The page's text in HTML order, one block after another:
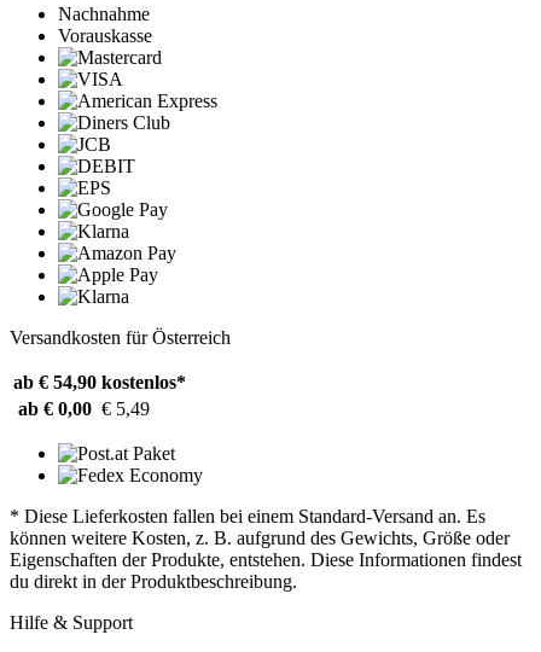
Nachnahme
Vorauskasse
Versandkosten für Österreich
ab € 54,90 kostenlos*
ab € 0,00 € 5,49
* Diese Lieferkosten fallen bei einem Standard-Versand an. Es
können weitere Kosten, z. B. aufgrund des Gewichts, Größe oder
Eigenschaften der Produkte, entstehen. Diese Informationen findest
du direkt in der Produktbeschreibung.
Hilfe & Support